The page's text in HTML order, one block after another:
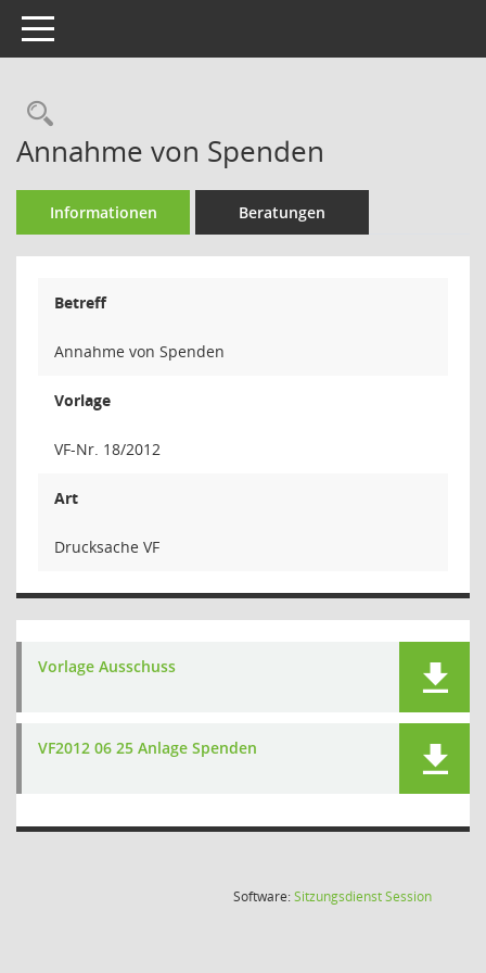
Toggle navigation
Rechercheauswahl
Annahme von Spenden
Informationen Beratungen
Betreff
Annahme von Spenden
Vorlage
VF-Nr. 18/2012
Art
Drucksache VF
Vorlage Ausschuss
VF2012 06 25 Anlage Spenden
Software:SitzungsdienstSession(Wird in